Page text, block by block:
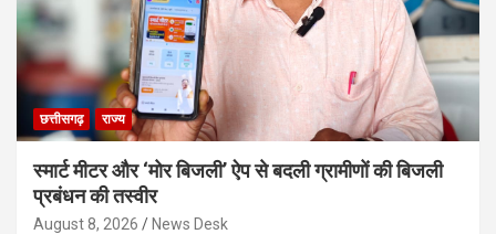
छत्तीसगढ़ राज्य
स्मार्ट मीटर और ‘मोर बिजली’ ऐप से बदली ग्रामीणों की बिजली
प्रबंधन की तस्वीर
August 8, 2026 News Desk